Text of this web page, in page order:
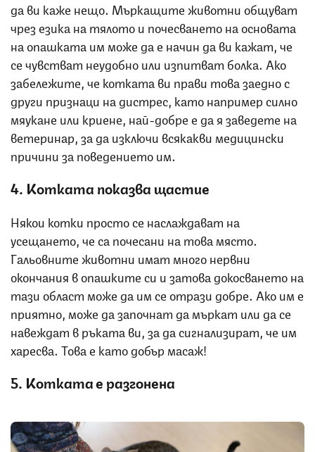
да ви каже нещо. Мъркащите животни общуват
чрез езика на тялото и почесването на основата
на опашката им може да е начин да ви кажат, че
се чувстват неудобно или изпитват болка. Ако
забележите, че котката ви прави това заедно с
други признаци на дистрес, като например силно
мяукане или криене, най-добре е да я заведете на
ветеринар, за да изключи всякакви медицински
причини за поведението им.
4. Котката показва щастие
Някои котки просто се наслаждават на
усещането, че са почесани на това място.
Гальовните животни имат много нервни
окончания в опашките си и затова докосването на
тази област може да им се отрази добре. Ако им е
приятно, може да започнат да мъркат или да се
навеждат в ръката ви, за да сигнализират, че им
харесва. Това е като добър масаж!
5. Котката е разгонена